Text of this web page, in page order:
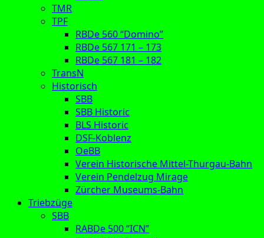
TMR
TPF
RBDe 560 “Domino”
RBDe 567 171 – 173
RBDe 567 181 – 182
TransN
Historisch
SBB
SBB Historic
BLS Historic
DSF-Koblenz
OeBB
Verein Historische Mittel-Thurgau-Bahn
Verein Pendelzug Mirage
Zürcher Museums-Bahn
Triebzüge
SBB
RABDe 500 “ICN”